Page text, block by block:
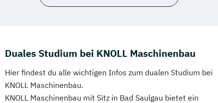
Duales Studium bei KNOLL Maschinenbau
Hier findest du alle wichtigen Infos zum dualen Studium bei
KNOLL Maschinenbau.
KNOLL Maschinenbau mit Sitz in Bad Saulgau bietet ein